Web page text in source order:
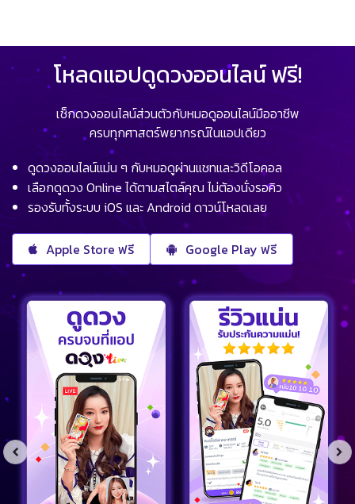
โหลดแอปดูดวงออนไลน์ ฟรี!
เช็กดวงออนไลน์ส่วนตัวกับหมอดูออนไลน์มืออาชีพ
ครบทุกศาสตร์พยากรณ์ในแอปเดียว
ดูดวงออนไลน์แม่น ๆ กับหมอดูผ่านแชทและวิดีโอคอล
เลือกดูดวง Online ได้ตามสไตล์คุณ ไม่ต้องนั่งรอคิว
รองรับทั้งระบบ iOS และ Android ดาวน์โหลดเลย
Apple Store ฟรี Google Play ฟรี